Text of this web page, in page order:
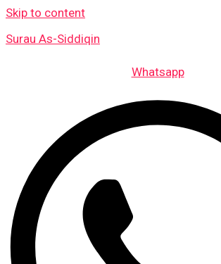
Skip to content
Surau As-Siddiqin
Whatsapp